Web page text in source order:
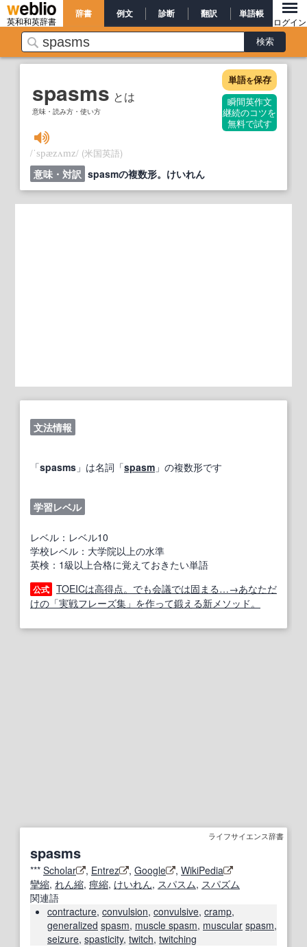
英和和英辞書
辞書 例文 診断 翻訳 単語帳
ログイン
spasms とは
意味・読み方・使い方
単語を保存
瞬間英作文
継続のコツを
無料で試す
/ˈspæzʌmz/ (米国英語)
意味・対訳 spasmの複数形。けいれん
文法情報
「spasms 」は名詞「spasm 」の複数形です
学習レベル
レベル：レベル10
学校レベル：大学院以上の水準
英検：1級以上合格に覚えておきたい単語
公式 TOEICは高得点。でも会議では固まる…→あなただ
けの「実戦フレーズ集」を作って鍛える新メソッド。
ライフサイエンス辞書
spasms
*** Scholar , Entrez , Google , WikiPedia
攣縮, れん縮, 痙縮, けいれん, スパスム, スパズム
関連語
contracture, convulsion, convulsive, cramp,
generalized spasm, muscle spasm, muscular spasm,
seizure, spasticity, twitch, twitching